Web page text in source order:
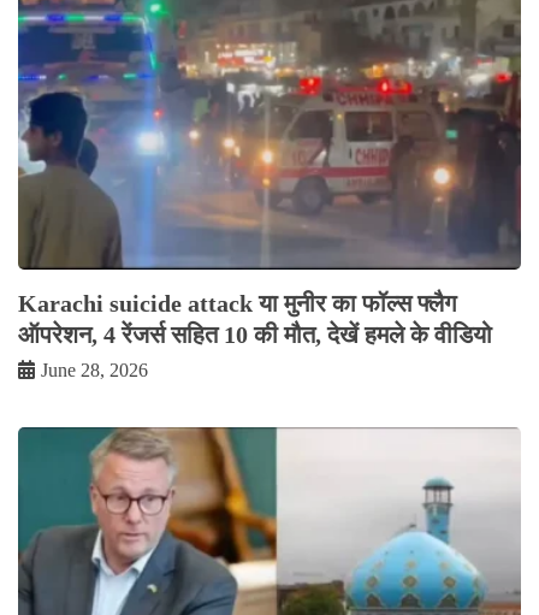
Karachi suicide attack या मुनीर का फॉल्स फ्लैग
ऑपरेशन, 4 रेंजर्स सहित 10 की मौत, देखें हमले के वीडियो
June 28, 2026